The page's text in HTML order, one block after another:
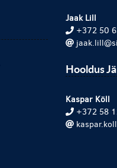
Jaak Lill
+372 50
Hooldus
Kaspar Köll
+372 58